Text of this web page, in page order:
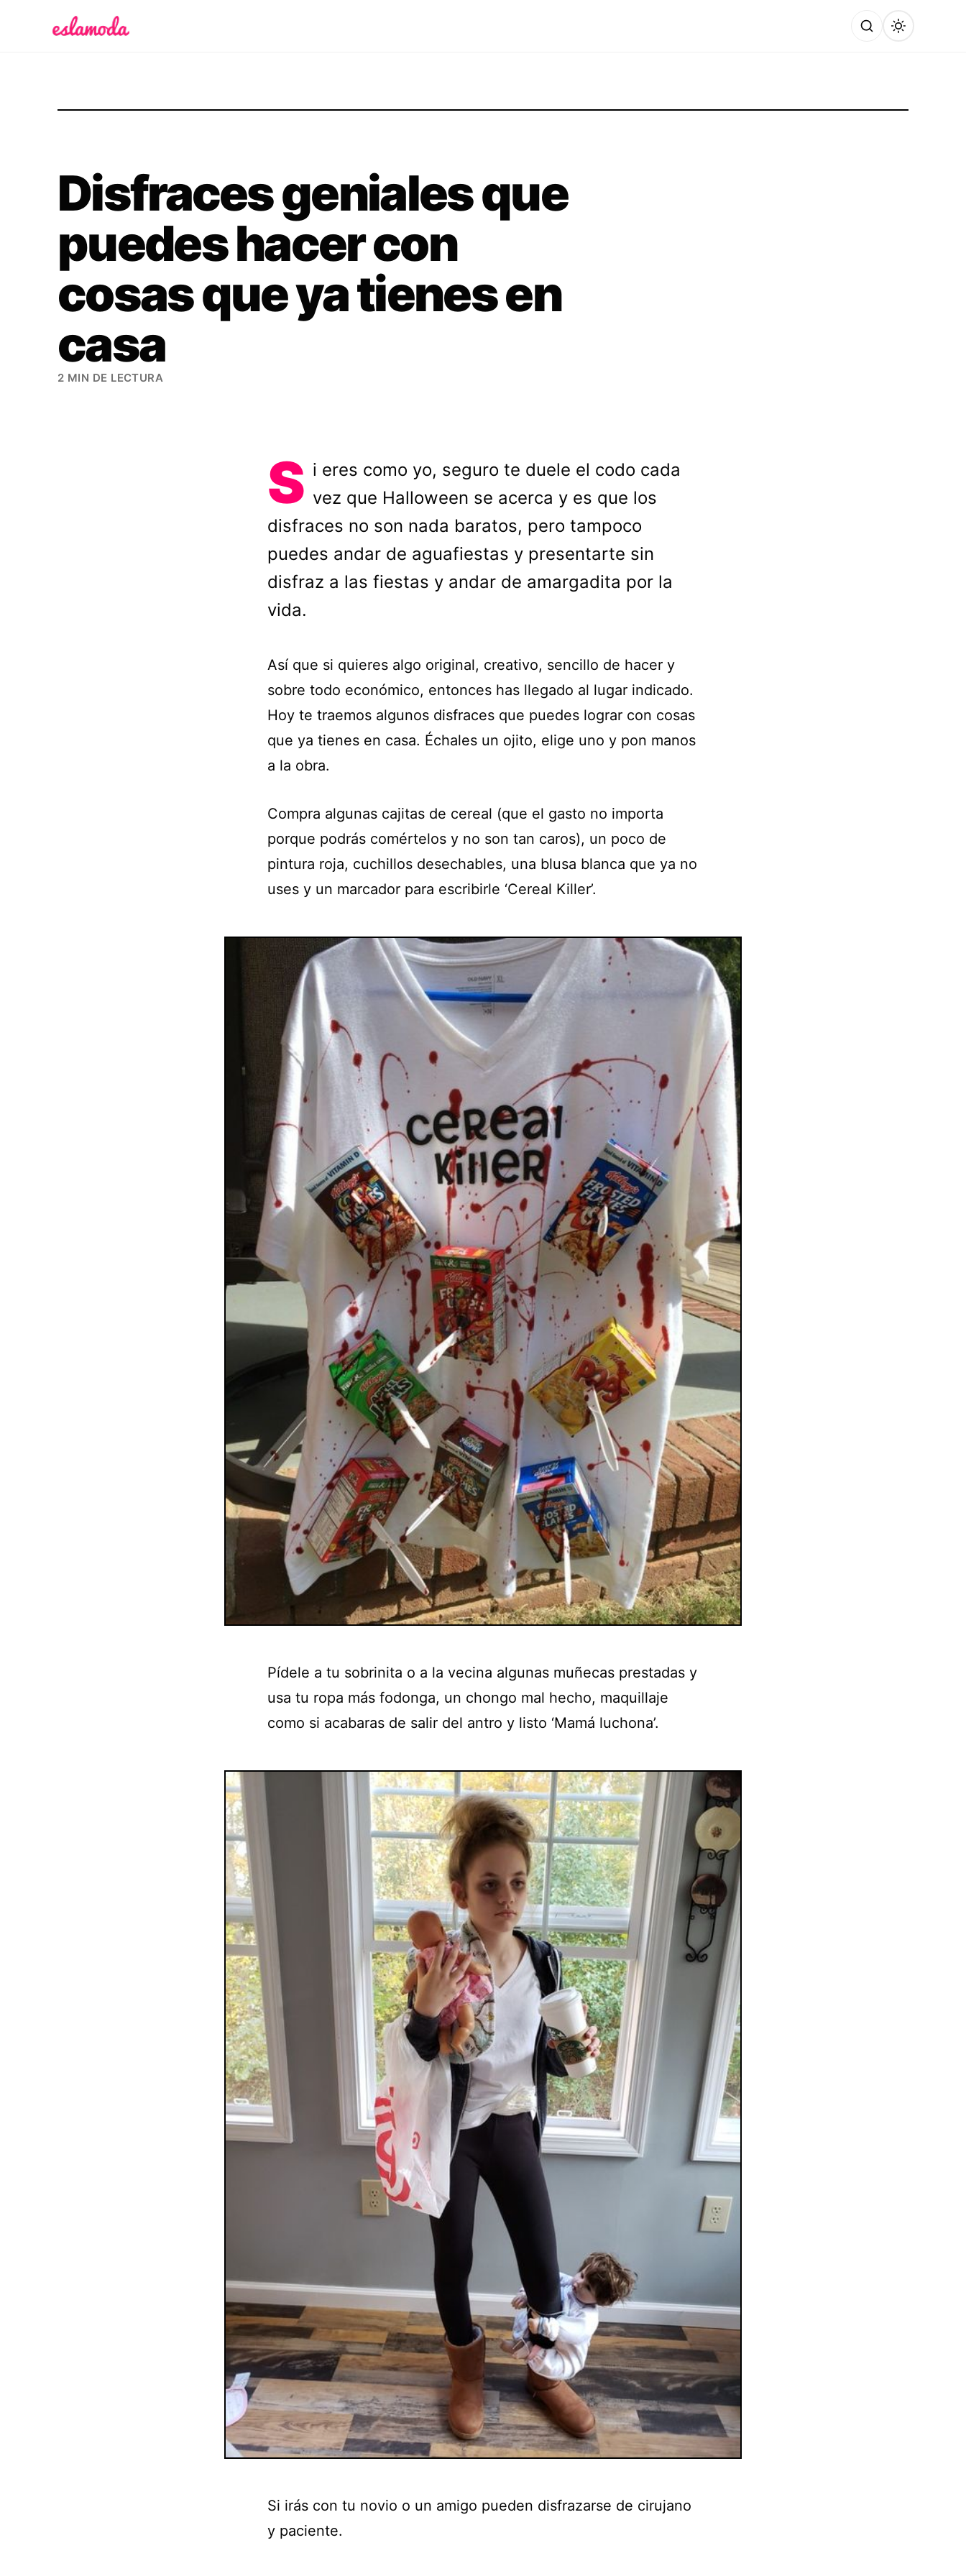
Disfraces geniales que
puedes hacer con
cosas que ya tienes en
casa
2 MIN DE LECTURA
S i eres como yo, seguro te duele el codo cada
vez que Halloween se acerca y es que los
disfraces no son nada baratos, pero tampoco
puedes andar de aguafiestas y presentarte sin
disfraz a las fiestas y andar de amargadita por la
vida.
Así que si quieres algo original, creativo, sencillo de hacer y
sobre todo económico, entonces has llegado al lugar indicado.
Hoy te traemos algunos disfraces que puedes lograr con cosas
que ya tienes en casa. Échales un ojito, elige uno y pon manos
a la obra.
Compra algunas cajitas de cereal (que el gasto no importa
porque podrás comértelos y no son tan caros), un poco de
pintura roja, cuchillos desechables, una blusa blanca que ya no
uses y un marcador para escribirle ‘Cereal Killer’.
Pídele a tu sobrinita o a la vecina algunas muñecas prestadas y
usa tu ropa más fodonga, un chongo mal hecho, maquillaje
como si acabaras de salir del antro y listo ‘Mamá luchona’.
Si irás con tu novio o un amigo pueden disfrazarse de cirujano
y paciente.